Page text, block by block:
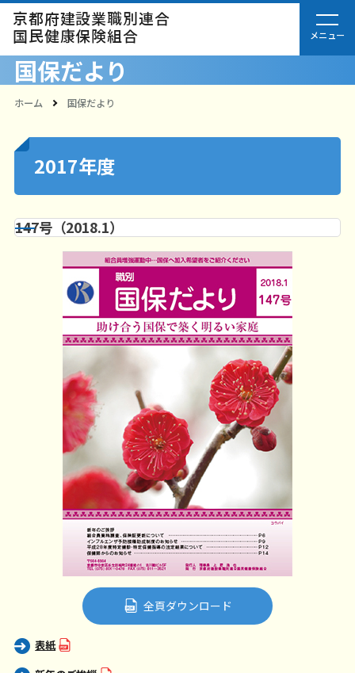
京都府建設業職別連合
国民健康保険組合
国保だより
ホーム 国保だより
2017年度
147号（2018.1）
全頁ダウンロード
表紙